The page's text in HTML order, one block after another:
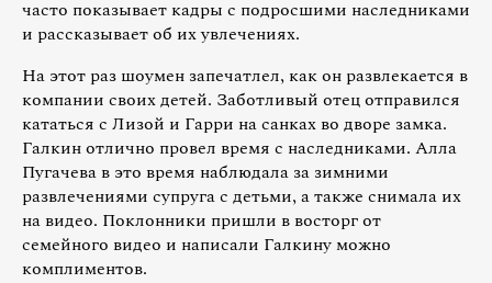
часто показывает кадры с подросшими наследниками
и рассказывает об их увлечениях.
На этот раз шоумен запечатлел, как он развлекается в
компании своих детей. Заботливый отец отправился
кататься с Лизой и Гарри на санках во дворе замка.
Галкин отлично провел время с наследниками. Алла
Пугачева в это время наблюдала за зимними
развлечениями супруга с детьми, а также снимала их
на видео. Поклонники пришли в восторг от
семейного видео и написали Галкину можно
комплиментов.